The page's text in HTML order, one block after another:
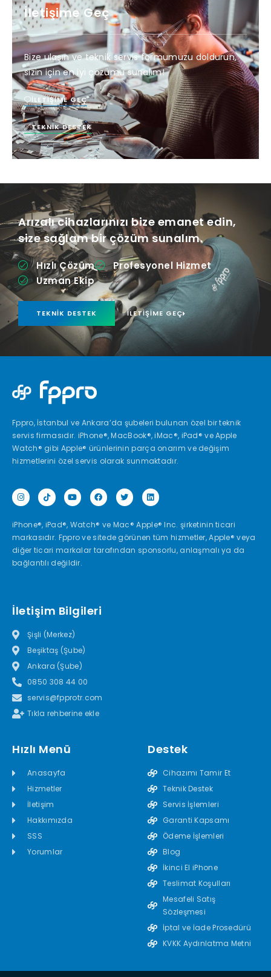
İletişime Geç
Bize ulaşın ve teknik servis formumuzu doldurun,
sizin için en iyi çözümü sunalım!
İLETIŞIME GEÇ
TEKNIK DESTEK
Arızalı cihazlarınızı bize emanet edin,
size sağlam bir çözüm sunalım.
Hızlı Çözüm
Profesyonel Hizmet
Uzman Ekip
TEKNIK DESTEK İLETIŞIME GEÇ
Fppro, İstanbul ve Ankara’da şubeleri bulunan özel bir teknik
servis firmasıdır. iPhone®, MacBook®, iMac®, iPad® ve Apple
Watch® gibi Apple® ürünlerinin parça onarım ve değişim
hizmetlerini özel servis olarak sunmaktadır.
iPhone®, iPad®, Watch® ve Mac® Apple® Inc. şirketinin ticari
markasıdır. Fppro ve sitede görünen tüm hizmetler, Apple® veya
diğer ticari markalar tarafından sponsorlu, anlaşmalı ya da
bağlantılı değildir.
İletişim Bilgileri
Şişli (Merkez)
Beşiktaş (Şube)
Ankara (Şube)
0850 308 44 00
servis@fpprotr.com
Tıkla rehberine ekle
Hızlı Menü
Anasayfa
Hizmetler
İletişim
Hakkımızda
SSS
Yorumlar
Destek
Cihazımı Tamir Et
Teknik Destek
Servis İşlemleri
Garanti Kapsamı
Ödeme İşlemleri
Blog
İkinci El iPhone
Teslimat Koşulları
Mesafeli Satış
Sözleşmesi
İptal ve İade Prosedürü
KVKK Aydınlatma Metni